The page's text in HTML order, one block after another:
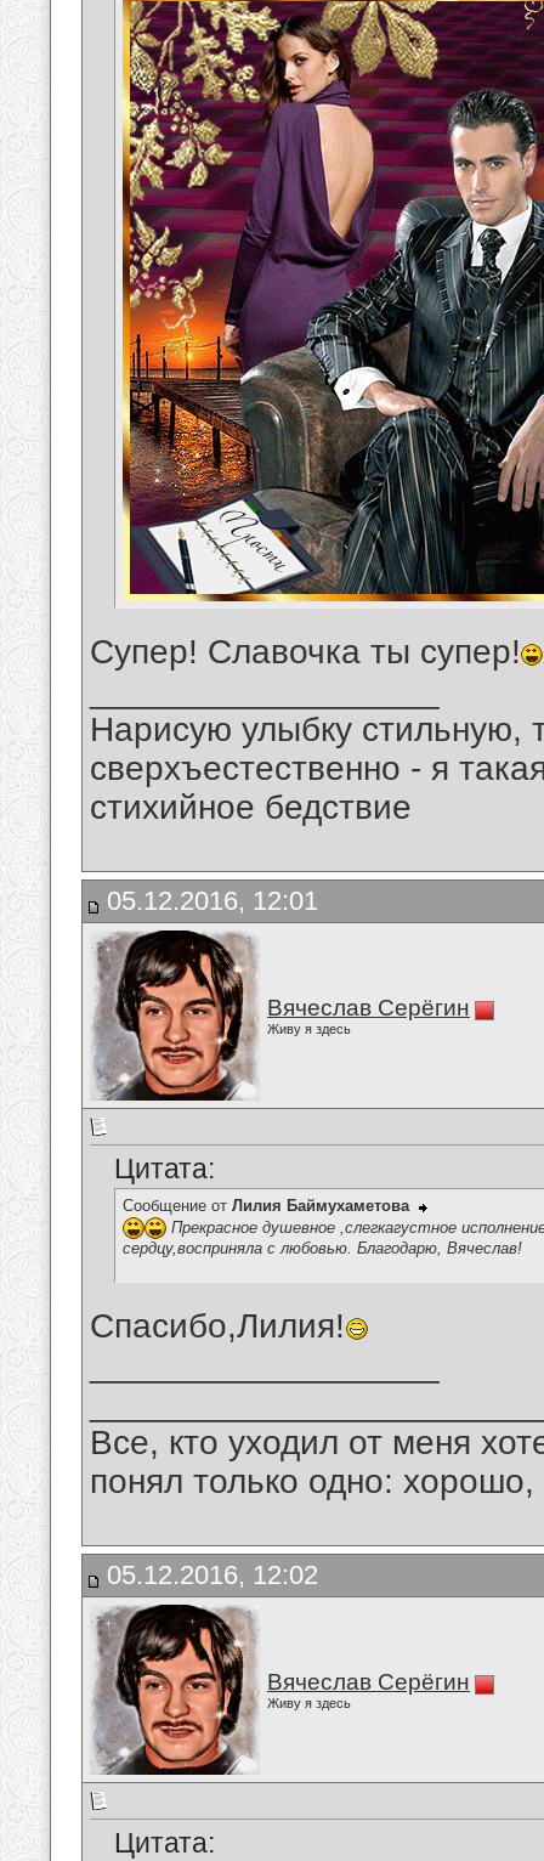
Супер! Славочка ты супер!
Нарисую улыбку стильную,
сверхъестественно - я
стихийное бедствие
05.12.2016, 12:01
Вячеслав Серёгин
Живу я здесь
Цитата:
Сообщение от Лилия Баймухаметова
Прекрасное душевное ,слегкагустное
сердцу,восприняла с любовью. Благодарю, Вячеслав!
Спасибо,Лилия!
Все, кто уходил от меня
понял только одно:
05.12.2016, 12:02
Вячеслав Серёгин
Живу я здесь
Цитата: